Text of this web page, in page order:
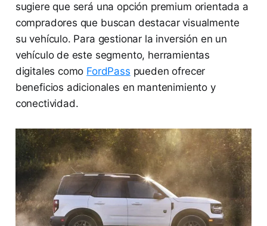
sugiere que será una opción premium orientada a
compradores que buscan destacar visualmente
su vehículo. Para gestionar la inversión en un
vehículo de este segmento, herramientas
digitales como FordPass pueden ofrecer
beneficios adicionales en mantenimiento y
conectividad.